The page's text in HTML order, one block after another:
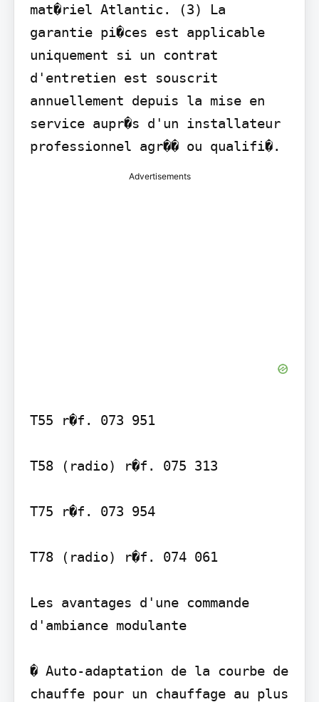
mat�riel Atlantic. (3) La
garantie pi�ces est applicable
uniquement si un contrat
d'entretien est souscrit
annuellement depuis la mise en
service aupr�s d'un installateur
professionnel agr�� ou qualifi�.
Advertisements
T55 r�f. 073 951
T58 (radio) r�f. 075 313
T75 r�f. 073 954
T78 (radio) r�f. 074 061
Les avantages d'une commande
d'ambiance modulante
� Auto-adaptation de la courbe de
chauffe pour un chauffage au plus